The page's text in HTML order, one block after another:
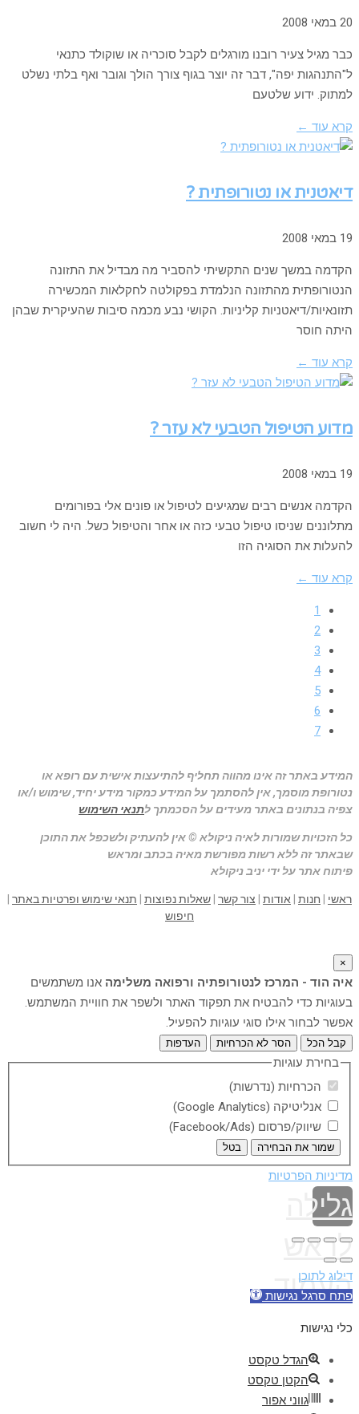
20 במאי 2008
כבר מגיל צעיר רובנו מורגלים לקבל סוכריה או שוקולד כתנאי
ל"התנהגות יפה", דבר זה יוצר בגוף צורך הולך וגובר ואף בלתי נשלט
למתוק. ידוע שלטעם
קרא עוד ←
דיאטנית או נטורופתית ?
19 במאי 2008
הקדמה במשך שנים התקשיתי להסביר מה מבדיל את התזונה
הנטורופתית מהתזונה הנלמדת בפקולטה לחקלאות המכשירה
תזונאיות/דיאטניות קליניות. הקושי נבע מכמה סיבות שהעיקרית שבהן
היתה חוסר
קרא עוד ←
מדוע הטיפול הטבעי לא עזר ?
19 במאי 2008
הקדמה אנשים רבים שמגיעים לטיפול או פונים אלי בפורומים
מתלוננים שניסו טיפול טבעי כזה או אחר והטיפול כשל. היה לי חשוב
להעלות את הסוגיה הזו
קרא עוד ←
1
2
3
4
5
6
7
המידע באתר זה אינו מהווה תחליף להתיעצות אישית עם רופא או
נטורופת מוסמך, אין להסתמך על המידע כמקור מידע יחיד, שימוש ו/או
צפיה בנתונים באתר מעידים על הסכמתך לתנאי השימוש
כל הזכויות שמורות לאיה ניקולא © אין להעתיק ולשכפל את התוכן
שבאתר זה ללא רשות מפורשת מאיה בכתב ומראש
פיתוח אתר על ידי יניב ניקולא
ראשי | חנות | אודות | צור קשר | שאלות נפוצות | תנאי שימוש ופרטיות באתר |
חיפוש
×
איה הוד - המרכז לנטורופתיה ורפואה משלימה אנו משתמשים
בעוגיות כדי להבטיח את תפקוד האתר ולשפר את חוויית המשתמש.
אפשר לבחור אילו סוגי עוגיות להפעיל.
קבל הכל הסר לא הכרחיות העדפות
בחירת עוגיות
הכרחיות (נדרשות)
אנליטיקה (Google Analytics)
שיווק/פרסום (Facebook/Ads)
שמור את הבחירה בטל
מדיניות הפרטיות
גלילה
לראש
העמוד
דילוג לתוכן
פתח סרגל נגישות
כלי נגישות
הגדל טקסט
הקטן טקסט
גווני אפור